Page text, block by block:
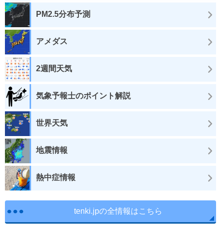
PM2.5分布予測
アメダス
2週間天気
気象予報士のポイント解説
世界天気
地震情報
熱中症情報
tenki.jpの全情報はこちら